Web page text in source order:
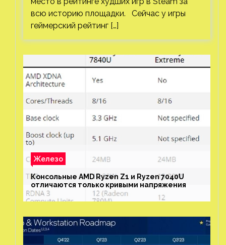
всю историю площадки. Сейчас у игры
геймерский рейтинг […]
Железо
Консольные AMD Ryzen Z1 и Ryzen 7040U
отличаются только кривыми напряжения